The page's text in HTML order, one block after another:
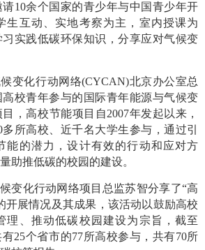
10余个国家的青少年与中国青少年开
生互动、实地考察为主，室内授课为
实践低碳环保知识，分享应对气候变
变化行动网络(CYCAN)北京办公室总
校青年参与的国际青年能源与气候变
，高校节能项目自2007年发起以来，
所高校、近千名大学生参与，通过引
能的潜力，设计有效的行动和应对方
助推低碳的校园的建设。
变化行动网络项目总监苏智分享了“高
开展情况及其成果，该活动以鼓励高校
理、推动低碳校园建设为宗旨，截至
有25个省市的77所高校参与，共有70所